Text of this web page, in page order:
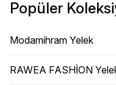
Popüler
Modamihram Yelek
RAWEA FASHİON